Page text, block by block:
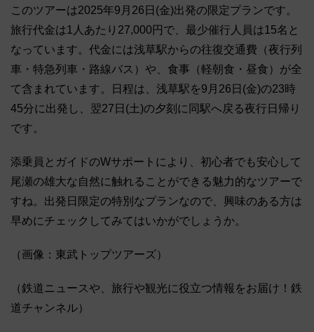
このツアーは2025年9月26日(金)出発の限定プランです。
旅行代金は1人あたり27,000円で、最少催行人員は15名と
なっています。代金には浅草駅からの往復交通費（夜行列
車・特急列車・路線バス）や、食事（軽朝食・昼食）が全
て含まれています。日程は、浅草駅を9月26日(金)の23時
45分に出発し、翌27日(土)の夕刻に同駅へ戻る夜行日帰り
です。
添乗員とガイドのWサポートにより、初心者でも安心して
尾瀬の雄大な自然に触れることができる魅力的なツアーで
すね。出発日限定の特別なプランなので、興味のある方は
早めにチェックしてみてはいかがでしょうか。
（画像：東武トップツアーズ）
（鉄道ニュースや、旅行や観光に役立つ情報をお届け！鉄
道チャンネル）